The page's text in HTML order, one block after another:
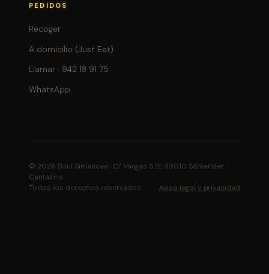
PEDIDOS
Recoger
A domicilio (Just Eat)
Llamar · 942 18 91 75
WhatsApp
© 2026 Soul Simancas · C/ Vargas 57E, 39010 Santander ·
Cantabria
Todos los derechos reservados
Aviso legal y privacidad